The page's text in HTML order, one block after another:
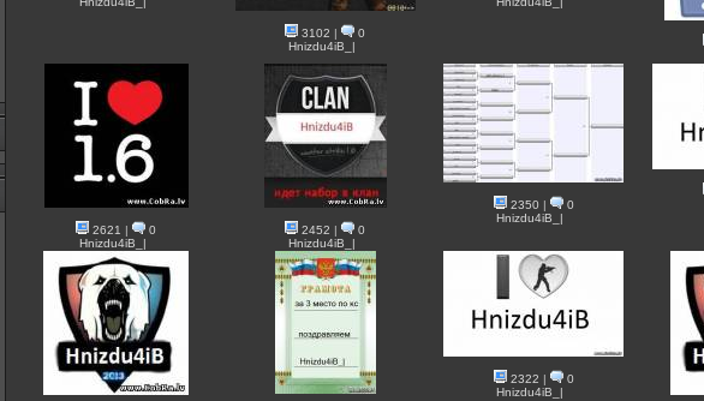
3102 |
0
Hnizdu4iB_|
2621 |
0
Hnizdu4iB_|
2452 |
0
Hnizdu4iB_|
2350 |
0
Hnizdu4iB_|
2322 |
0
Hnizdu4iB_|